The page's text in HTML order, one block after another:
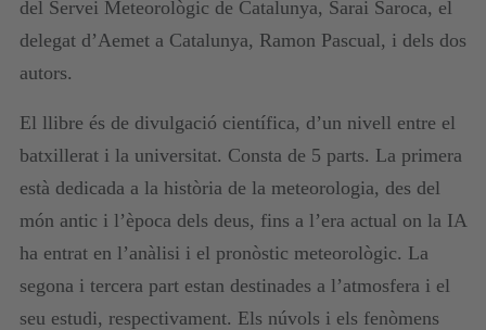
del Servei Meteorològic de Catalunya, Sarai Saroca, el
delegat d’Aemet a Catalunya, Ramon Pascual, i dels dos
autors.
El llibre és de divulgació científica, d’un nivell entre el
batxillerat i la universitat. Consta de 5 parts. La primera
està dedicada a la història de la meteorologia, des del
món antic i l’època dels deus, fins a l’era actual on la IA
ha entrat en l’anàlisi i el pronòstic meteorològic. La
segona i tercera part estan destinades a l’atmosfera i el
seu estudi, respectivament. Els núvols i els fenòmens